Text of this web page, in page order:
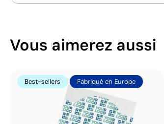
Vous aimerez aussi
Best-sellers Fabriqué en Europe